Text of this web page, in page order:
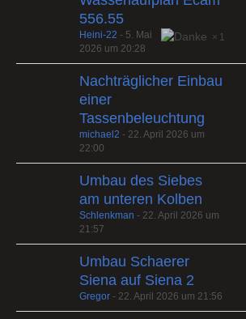
556.55
1
Heini-22 - 5. Mai
2026 um 20:28
Nachträglicher Einbau
einer
Tassenbeleuchtung
michael2 - 22. April 2026 um
22:00
Umbau des Siebes
am unteren Kolben
Schlenkman - 22. April 2026 um
21:57
Umbau Schaerer
Siena auf Siena 2
Gregor - 22. April 2026 um 21:56